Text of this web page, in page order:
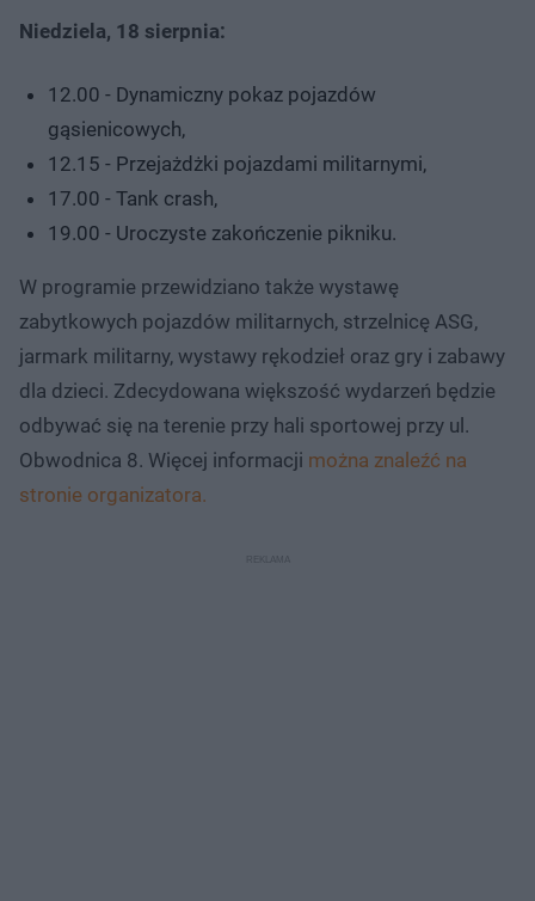
Niedziela, 18 sierpnia:
12.00 - Dynamiczny pokaz pojazdów
gąsienicowych,
12.15 - Przejażdżki pojazdami militarnymi,
17.00 - Tank crash,
19.00 - Uroczyste zakończenie pikniku.
W programie przewidziano także wystawę
zabytkowych pojazdów militarnych, strzelnicę ASG,
jarmark militarny, wystawy rękodzieł oraz gry i zabawy
dla dzieci. Zdecydowana większość wydarzeń będzie
odbywać się na terenie przy hali sportowej przy ul.
Obwodnica 8. Więcej informacji można znaleźć na
stronie organizatora.